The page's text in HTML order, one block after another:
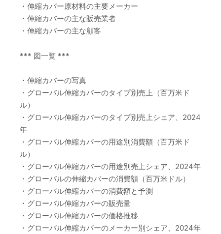
・伸縮カバー原材料の主要メーカー
・伸縮カバーの主な販売業者
・伸縮カバーの主な顧客
*** 図一覧 ***
・伸縮カバーの写真
・グローバル伸縮カバーのタイプ別売上（百万米ド
ル）
・グローバル伸縮カバーのタイプ別売上シェア、2024
年
・グローバル伸縮カバーの用途別消費額（百万米ド
ル）
・グローバル伸縮カバーの用途別売上シェア、2024年
・グローバルの伸縮カバーの消費額（百万米ドル）
・グローバル伸縮カバーの消費額と予測
・グローバル伸縮カバーの販売量
・グローバル伸縮カバーの価格推移
・グローバル伸縮カバーのメーカー別シェア、2024年